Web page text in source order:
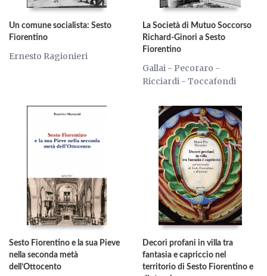
Un comune socialista: Sesto
Fiorentino
Ernesto Ragionieri
La Società di Mutuo Soccorso
Richard-Ginori a Sesto
Fiorentino
Gallai - Pecoraro -
Ricciardi - Toccafondi
Sesto Fiorentino e la sua Pieve
nella seconda metà
dell’Ottocento
Decori profani in villa tra
fantasia e capriccio nel
territorio di Sesto Fiorentino e